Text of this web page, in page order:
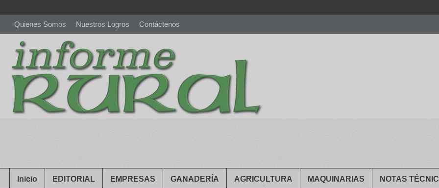
Quienes Somos Nuestros Logros Contáctenos
richardmillereplica is also available with delicate watches for women.patekphilippe.to
Inicio EDITORIAL EMPRESAS GANADERÍA AGRICULTURA MAQUINARIAS NOTAS